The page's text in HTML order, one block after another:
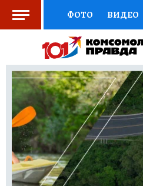
ФОТО ВИДЕО
СОЦПОДДЕРЖКА
ВЫБОР
КНИЖНАЯ
ПРЕСС-ЦЕНТР
РАДИО КП